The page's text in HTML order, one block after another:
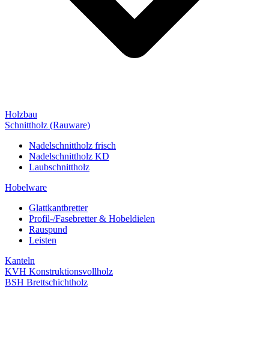
Holzbau
Schnittholz (Rauware)
Nadelschnittholz frisch
Nadelschnittholz KD
Laubschnittholz
Hobelware
Glattkantbretter
Profil-/Fasebretter & Hobeldielen
Rauspund
Leisten
Kanteln
KVH Konstruktionsvollholz
BSH Brettschichtholz